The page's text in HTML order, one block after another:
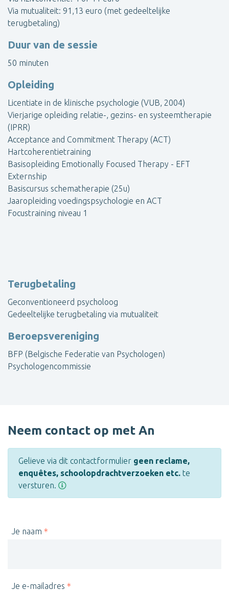
Via mutualiteit: 91,13 euro (met gedeeltelijke
terugbetaling)
Duur van de sessie
50 minuten
Opleiding
Licentiate in de klinische psychologie (VUB, 2004)
Vierjarige opleiding relatie-, gezins- en systeemtherapie
(IPRR)
Acceptance and Commitment Therapy (ACT)
Hartcoherentietraining
Basisopleiding Emotionally Focused Therapy - EFT
Externship
Basiscursus schematherapie (25u)
Jaaropleiding voedingspsychologie en ACT
Focustraining niveau 1
Terugbetaling
Geconventioneerd psycholoog
Gedeeltelijke terugbetaling via mutualiteit
Beroepsvereniging
BFP (Belgische Federatie van Psychologen)
Psychologencommissie
Neem contact op met An
Gelieve via dit contactformulier geen reclame,
enquêtes, schoolopdrachtverzoeken etc. te
versturen.
Je naam
Je e-mailadres